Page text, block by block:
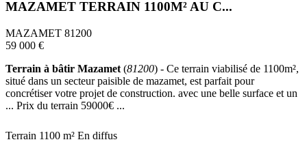
MAZAMET TERRAIN 1100M² AU C...
MAZAMET 81200
59 000 €
Terrain à bâtir Mazamet (81200) - Ce terrain viabilisé de 1100m²,
situé dans un secteur paisible de mazamet, est parfait pour
concrétiser votre projet de construction. avec une belle surface et un
... Prix du terrain 59000€ ...
Terrain 1100 m² En diffus